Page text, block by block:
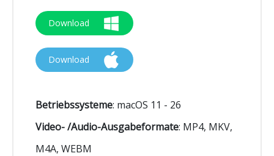
Download
Download
Betriebssysteme: macOS 11 - 26
Video- /Audio-Ausgabeformate: MP4, MKV,
M4A, WEBM